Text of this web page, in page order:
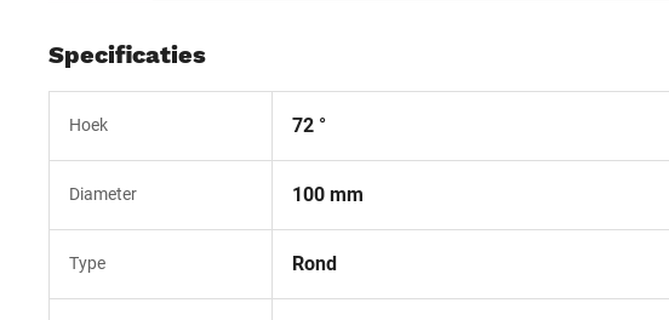
Specificaties
Hoek 72 °
Diameter 100 mm
Type Rond